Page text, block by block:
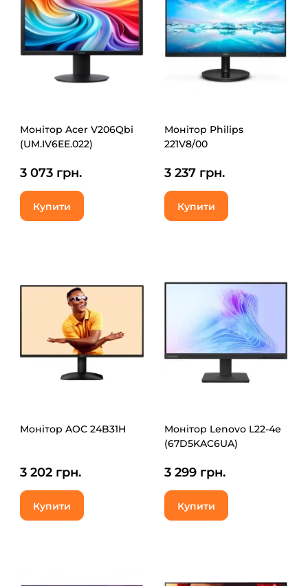
Монітор Acer V206Qbi
(UM.IV6EE.022)
3 073 грн.
Купити
Монітор Philips
221V8/00
3 237 грн.
Купити
Монітор AOC 24B31H
3 202 грн.
Купити
Монітор Lenovo L22-4e
(67D5KAC6UA)
3 299 грн.
Купити